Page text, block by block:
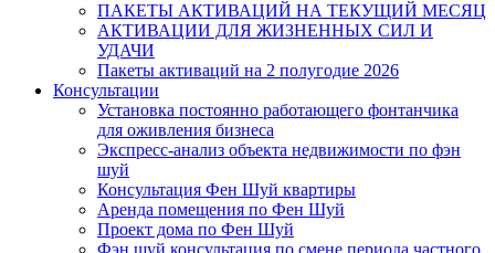
ПАКЕТЫ АКТИВАЦИЙ НА ТЕКУЩИЙ МЕСЯЦ
АКТИВАЦИИ ДЛЯ ЖИЗНЕННЫХ СИЛ И
УДАЧИ
Пакеты активаций на 2 полугодие 2026
Консультации
Установка постоянно работающего фонтанчика
для оживления бизнеса
Экспресс-анализ объекта недвижимости по фэн
шуй
Консультация Фен Шуй квартиры
Аренда помещения по Фен Шуй
Проект дома по Фен Шуй
Фэн шуй консультация по смене периода частного